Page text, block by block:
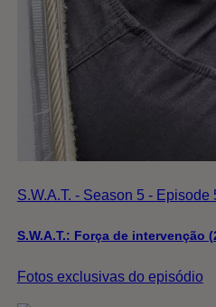
S.W.A.T. - Season 5 - Episode
S.W.A.T.: Força de intervenção
Fotos exclusivas do episódio